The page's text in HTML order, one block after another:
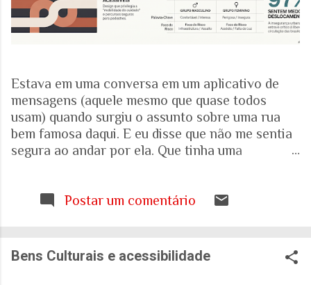
Estava em uma conversa em um aplicativo de
mensagens (aquele mesmo que quase todos
usam) quando surgiu o assunto sobre uma rua
bem famosa daqui. E eu disse que não me sentia
segura ao andar por ela. Que tinha uma
visão (e experiência) das mulheres sobre o que é
acadêmicos e governamentais recentes para
Postar um comentário
Bens Culturais e acessibilidade